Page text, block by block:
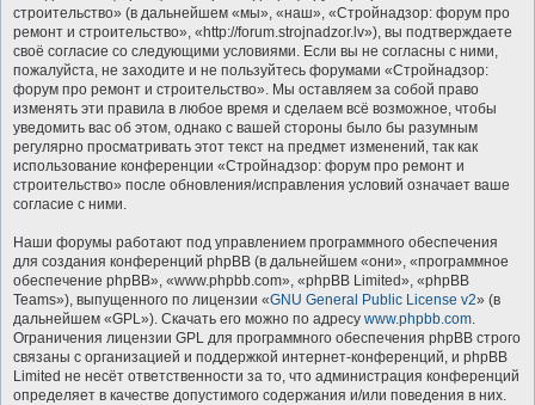
строительство» (в дальнейшем «мы», «наш», «Стройнадзор: форум про
ремонт и строительство», «http://forum.strojnadzor.lv»), вы подтверждаете
своё согласие со следующими условиями. Если вы не согласны с ними,
пожалуйста, не заходите и не пользуйтесь форумами «Стройнадзор:
форум про ремонт и строительство». Мы оставляем за собой право
изменять эти правила в любое время и сделаем всё возможное, чтобы
уведомить вас об этом, однако с вашей стороны было бы разумным
регулярно просматривать этот текст на предмет изменений, так как
использование конференции «Стройнадзор: форум про ремонт и
строительство» после обновления/исправления условий означает ваше
согласие с ними.
Наши форумы работают под управлением программного обеспечения
для создания конференций phpBB (в дальнейшем «они», «программное
обеспечение phpBB», «www.phpbb.com», «phpBB Limited», «phpBB
Teams»), выпущенного по лицензии «GNU General Public License v2» (в
дальнейшем «GPL»). Скачать его можно по адресу www.phpbb.com.
Ограничения лицензии GPL для программного обеспечения phpBB строго
связаны с организацией и поддержкой интернет-конференций, и phpBB
Limited не несёт ответственности за то, что администрация конференций
определяет в качестве допустимого содержания и/или поведения в них.